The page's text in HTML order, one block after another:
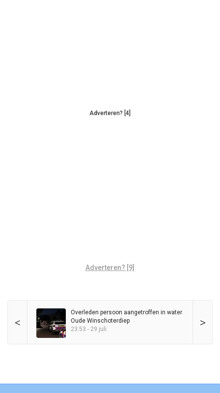
Adverteren? [4]
Adverteren? [9]
< >
Overleden persoon aangetroffen in water
Oude Winschoterdiep
23:53 - 29 juli